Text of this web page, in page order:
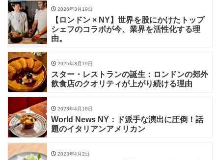
2026年3月19日
【ロンドン × NY】世界を股にかけたトップ
シェフのコラボが今、業界を活性化する理
由。
2025年3月19日
スター・レストランの誕生：ロンドンの郊外
飲食店のクオリティが上がり続ける理由
2023年4月18日
World News NY：ド派手な演出に圧倒！話
題のイタリアンアメリカン
2023年4月2日